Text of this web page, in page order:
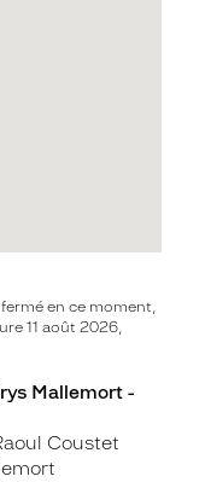
en ce moment,
11 août 2026,
Mallemort -
Coustet